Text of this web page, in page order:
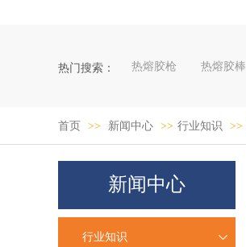
热熔胶枪 热熔胶棒
热门搜索：
首页 >> 新闻中心 >> 行业知识 >>
新闻中心
行业知识